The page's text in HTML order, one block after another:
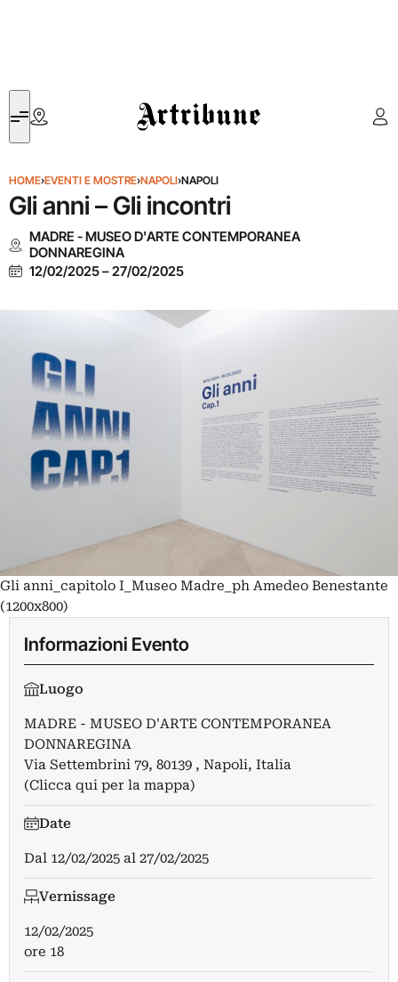
Artribune
HOME›EVENTI E MOSTRE›NAPOLI›NAPOLI
Gli anni – Gli incontri
MADRE - MUSEO D'ARTE CONTEMPORANEA
DONNAREGINA
12/02/2025–27/02/2025
Gli anni_capitolo I_Museo Madre_ph Amedeo Benestante
(1200x800)
Informazioni Evento
Luogo
MADRE - MUSEO D'ARTE CONTEMPORANEA
DONNAREGINA
Via Settembrini 79, 80139 , Napoli, Italia
(Clicca qui per la mappa)
Date
Dal 12/02/2025 al 27/02/2025
Vernissage
12/02/2025
ore 18